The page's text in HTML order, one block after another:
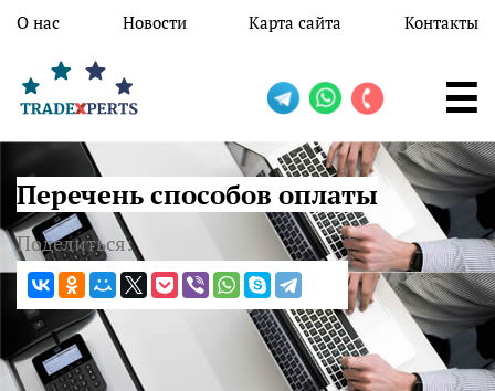
Перейти к основному содержанию
О нас Новости Карта сайта Контакты
Перечень способов оплаты
Поделиться: